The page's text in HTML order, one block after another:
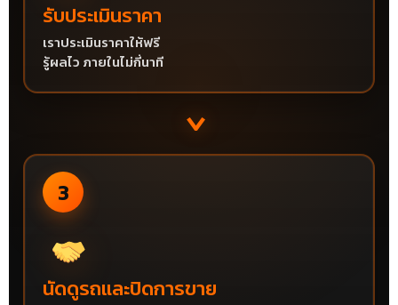
รับประเมินราคา
เราประเมินราคาให้ฟรี
รู้ผลไว ภายในไม่กี่นาที
›
3
นัดดูรถและปิดการขาย